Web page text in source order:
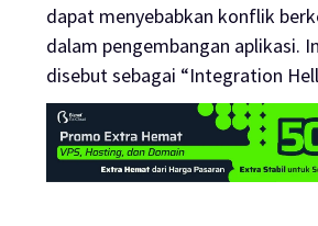
dapat menyebabkan konflik
dalam pengembangan aplikasi.
disebut sebagai “Integration